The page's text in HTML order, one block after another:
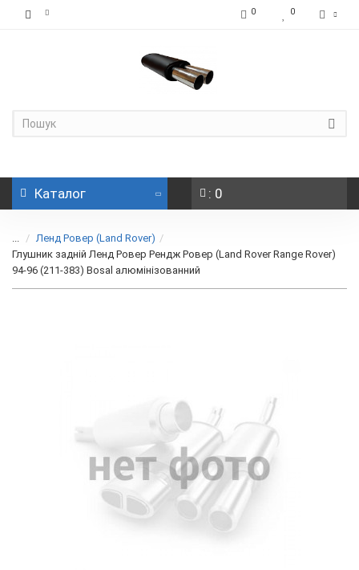
0 0
Каталог : 0
...
Ленд Ровер (Land Rover)
Глушник задній Ленд Ровер Рендж Ровер (Land Rover Range Rover)
94-96 (211-383) Bosal алюмінізованний